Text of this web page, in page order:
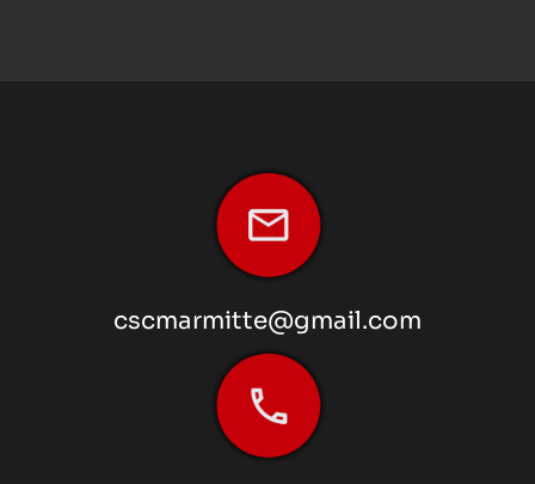
cscmarmitte@gmail.com